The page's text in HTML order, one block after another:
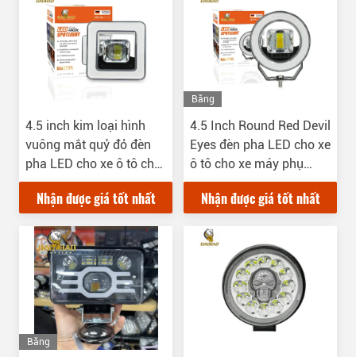
4.5 inch kim loại hình
vuông mắt quỷ đỏ đèn
pha LED cho xe ô tô cho
xe máy phụ tùng ô tô
Nhận được giá tốt nhất
Băng
4.5 Inch Round Red Devil
Eyes đèn pha LED cho xe
ô tô cho xe máy phụ
tùng ô tô
Nhận được giá tốt nhất
Băng